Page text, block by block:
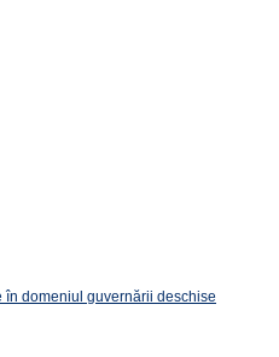
domeniul guvernării deschise